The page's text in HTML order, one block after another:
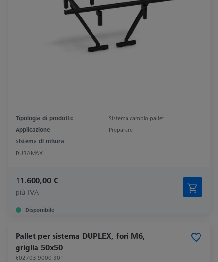
Tipologia di prodotto
Sistema cambio pallet
Applicazione
Preparare
Sistema di misura
DURAMAX
11.600,00 €
più IVA
Disponibile
Pallet per sistema DUPLEX, fori M6,
griglia 50x50
602703-9000-301